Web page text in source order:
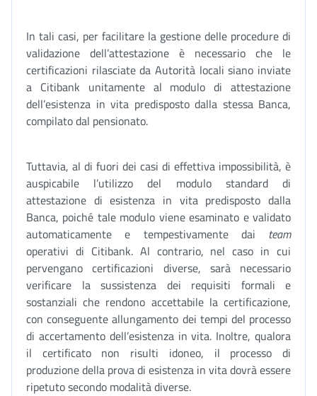
In tali casi, per facilitare la gestione delle procedure di
validazione dell’attestazione è necessario che le
certificazioni rilasciate da Autorità locali siano inviate
a Citibank unitamente al modulo di attestazione
dell’esistenza in vita predisposto dalla stessa Banca,
compilato dal pensionato.
Tuttavia, al di fuori dei casi di effettiva impossibilità, è
auspicabile l’utilizzo del modulo standard di
attestazione di esistenza in vita predisposto dalla
Banca, poiché tale modulo viene esaminato e validato
automaticamente e tempestivamente dai team
operativi di Citibank. Al contrario, nel caso in cui
pervengano certificazioni diverse, sarà necessario
verificare la sussistenza dei requisiti formali e
sostanziali che rendono accettabile la certificazione,
con conseguente allungamento dei tempi del processo
di accertamento dell’esistenza in vita. Inoltre, qualora
il certificato non risulti idoneo, il processo di
produzione della prova di esistenza in vita dovrà essere
ripetuto secondo modalità diverse.